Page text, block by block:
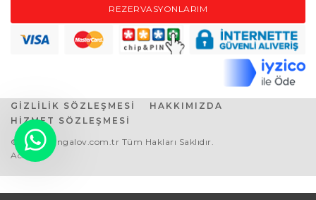
REZERVASYONLARIM
GİZLİLİK SÖZLEŞMESİ
HAKKIMIZDA
HİZMET SÖZLEŞMESİ
© 2021 Bungalov.com.tr Tüm Hakları Saklıdır.
Acente2